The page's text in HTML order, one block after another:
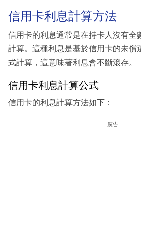
信用卡利息計算方法
信用卡的利息通常是在持卡人沒有全
計算。這種利息是基於信用卡的未償
式計算，這意味著利息會不斷滾存。
信用卡利息計算公式
信用卡的利息計算方法如下：
廣告